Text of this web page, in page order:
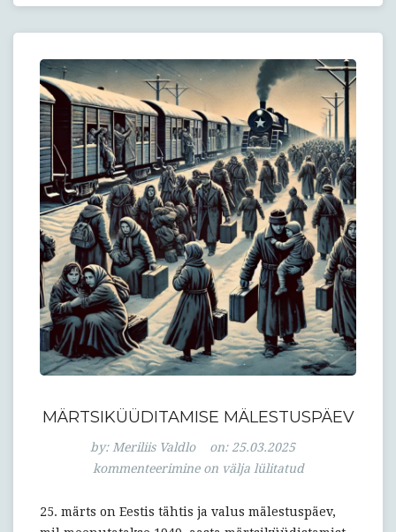
MÄRTSIKÜÜDITAMISE MÄLESTUSPÄEV
by: Meriliis Valdlo on: 25.03.2025
kommenteerimine on välja lülitatud
25. märts on Eestis tähtis ja valus mälestuspäev,